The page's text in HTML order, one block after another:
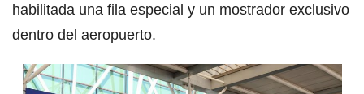
habilitada una fila especial y un mostrador exclusivo
dentro del aeropuerto.